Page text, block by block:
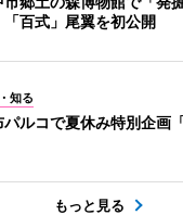
百式」尾翼を初公開
知る
パルコで夏休み特別企
もっと見る